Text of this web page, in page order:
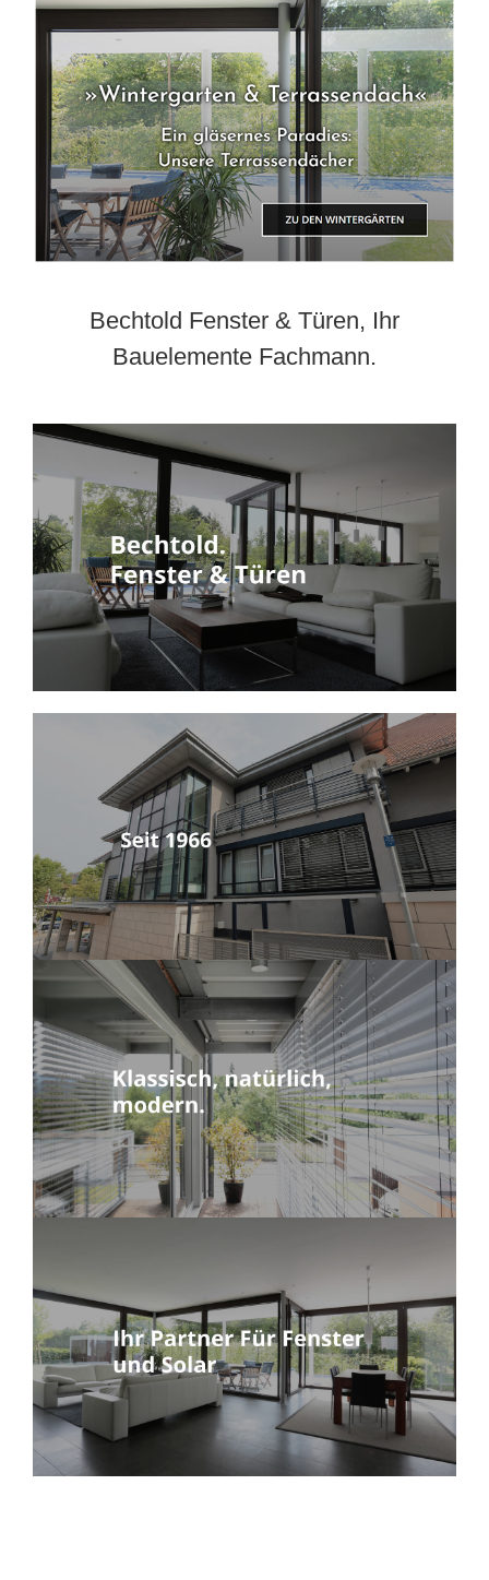
Bechtold Fenster & Türen, Ihr
Bauelemente Fachmann.